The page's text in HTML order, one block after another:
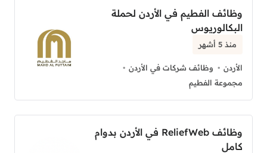
وظائف الفطيم في الأردن لحملة
البكالوريوس
منذ 5 أشهر
الأردن
وظائف شركات في الأردن
مجموعة الفطيم
وظائف ReliefWeb في الأردن بدوام
كامل